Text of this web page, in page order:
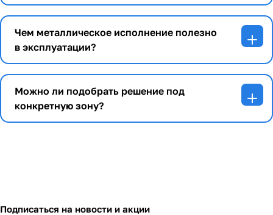
Чем металлическое исполнение полезно
в эксплуатации?
Можно ли подобрать решение под
конкретную зону?
Подписаться на новости и акции